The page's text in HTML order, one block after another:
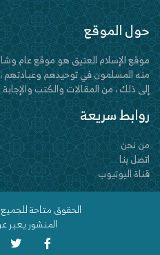
حول الموقع
موقع الإسلام العتيق هو موقع عام
منه المسلمون في توحيدهم
إلى ذلك ، من المقالات والكتب
روابط سريعة
من نحن
اتصل بنا
قناة اليوتيوب
الحقوق متاحة
المنشور يعبر